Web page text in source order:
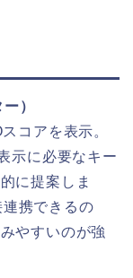
）
コアを表示。
示に必要なキー
に提案しま
携できるの
やすいのが強